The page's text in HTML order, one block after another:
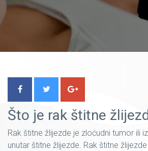
Što je rak štitne
Rak štitne žlijezde je zloćudni tumor ili
unutar štitne žlijezde. Rak štitne